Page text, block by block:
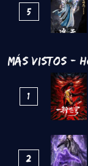
5
Más Vistos -
1
2